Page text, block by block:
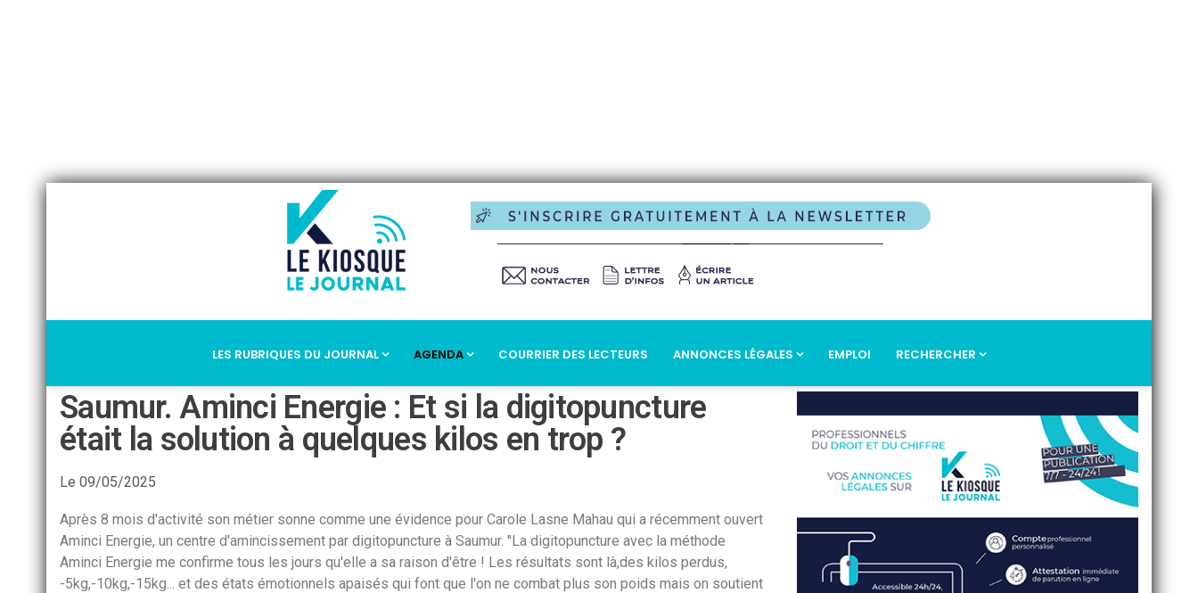
LES RUBRIQUES DU JOURNAL AGENDA COURRIER DES LECTEURS ANNONCES LÉGALES EMPLOI RECHERCHER
Saumur. Aminci Energie : Et si la digitopuncture
était la solution à quelques kilos en trop ?
Le 09/05/2025
Après 8 mois d'activité son métier sonne comme une évidence pour Carole Lasne Mahau qui a récemment ouvert
Aminci Energie, un centre d'amincissement par digitopuncture à Saumur. "La digitopuncture avec la méthode
Aminci Energie me confirme tous les jours qu'elle a sa raison d'être ! Les résultats sont là,des kilos perdus,
-5kg,-10kg,-15kg... et des états émotionnels apaisés qui font que l'on ne combat plus son poids mais on soutient